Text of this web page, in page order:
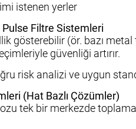
istenen yerler
Filtre Sistemleri
gösterebilir (ör. bazı
güvenliği artırır.
risk analizi ve uygun
(Hat Bazlı Çözümler)
tek bir merkezde